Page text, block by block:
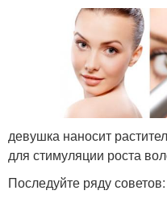
девушка наносит
для стимуляции роста
Последуйте ряду советов: